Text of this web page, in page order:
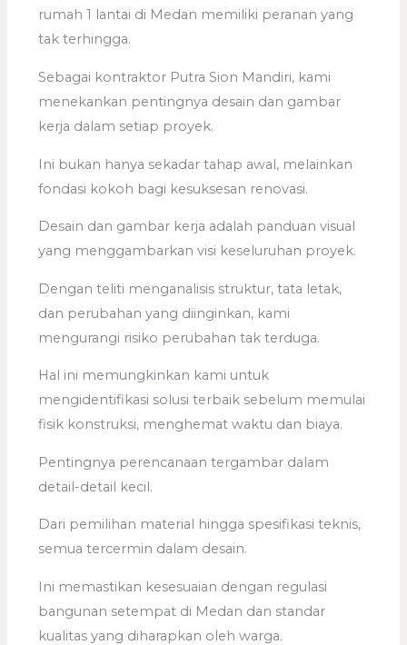
rumah 1 lantai di Medan memiliki peranan yang
tak terhingga.
Sebagai kontraktor Putra Sion Mandiri, kami
menekankan pentingnya desain dan gambar
kerja dalam setiap proyek.
Ini bukan hanya sekadar tahap awal, melainkan
fondasi kokoh bagi kesuksesan renovasi.
Desain dan gambar kerja adalah panduan visual
yang menggambarkan visi keseluruhan proyek.
Dengan teliti menganalisis struktur, tata letak,
dan perubahan yang diinginkan, kami
mengurangi risiko perubahan tak terduga.
Hal ini memungkinkan kami untuk
mengidentifikasi solusi terbaik sebelum memulai
fisik konstruksi, menghemat waktu dan biaya.
Pentingnya perencanaan tergambar dalam
detail-detail kecil.
Dari pemilihan material hingga spesifikasi teknis,
semua tercermin dalam desain.
Ini memastikan kesesuaian dengan regulasi
bangunan setempat di Medan dan standar
kualitas yang diharapkan oleh warga.